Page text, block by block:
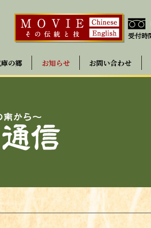
の郷 お知らせ お問い合わせ